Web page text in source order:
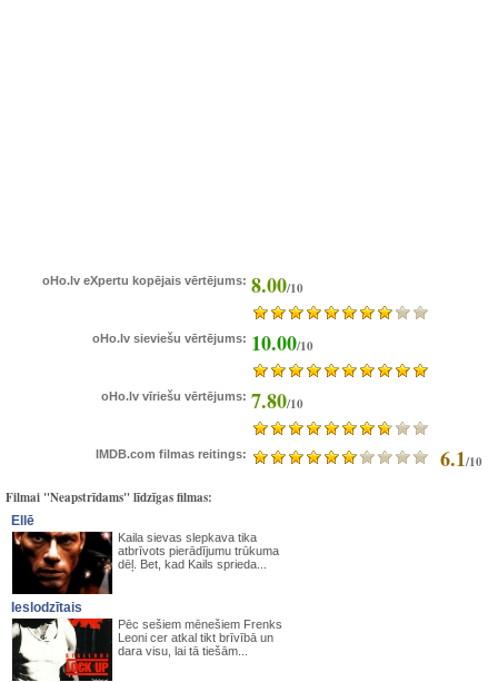
oHo.lv eXpertu kopējais vērtējums: 8.00/10
oHo.lv sieviešu vērtējums: 10.00/10
oHo.lv vīriešu vērtējums: 7.80/10
IMDB.com filmas reitings: 6.1/10
Filmai "Neapstrīdams" līdzīgas filmas:
Ellē
Kaila sievas slepkava tika
atbrīvots pierādījumu trūkuma
dēļ. Bet, kad Kails sprieda...
Ieslodzītais
Pēc sešiem mēnešiem Frenks
Leoni cer atkal tikt brīvībā un
dara visu, lai tā tiešām...